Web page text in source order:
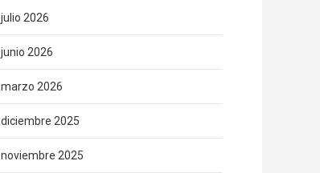
julio 2026
junio 2026
marzo 2026
diciembre 2025
noviembre 2025